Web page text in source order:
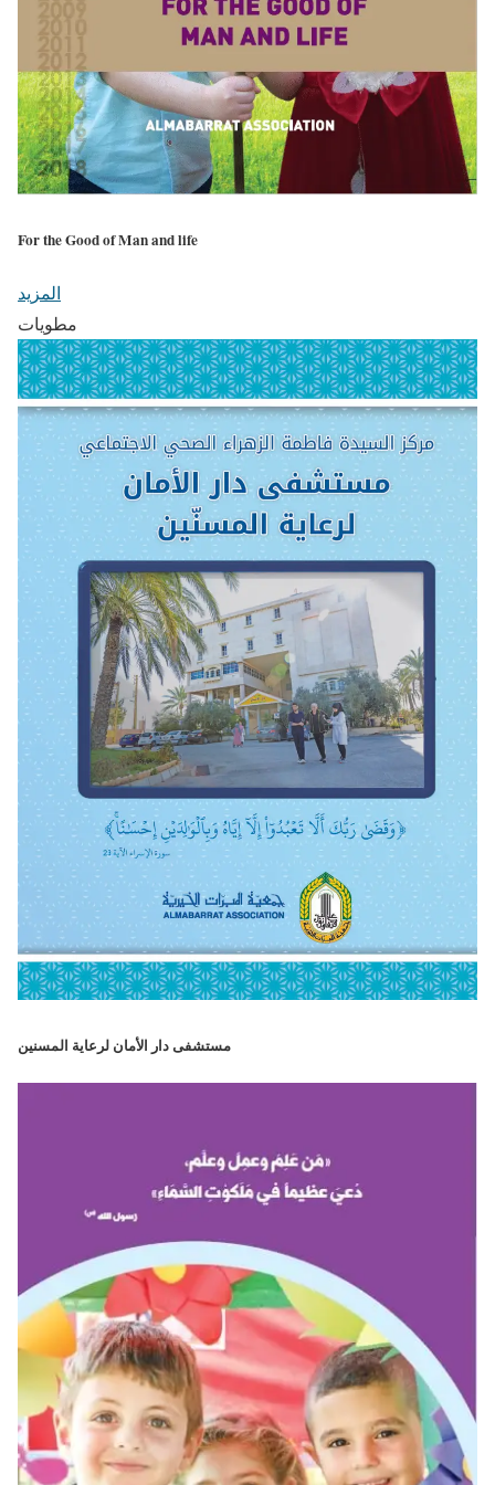
For the Good of Man and life
المزيد
مطويات
مستشفى دار الأمان لرعاية المسنين